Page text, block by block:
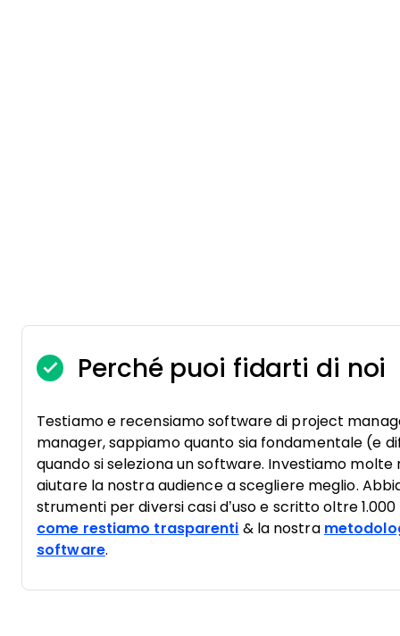
Perché puoi fidarti di noi
Testiamo e recensiamo software di project
manager, sappiamo quanto sia fondamentale (e
quando si seleziona un software. Investiamo
aiutare la nostra audience a scegliere meglio.
strumenti per diversi casi d’uso e scritto oltre
come restiamo trasparenti & la nostra
software.